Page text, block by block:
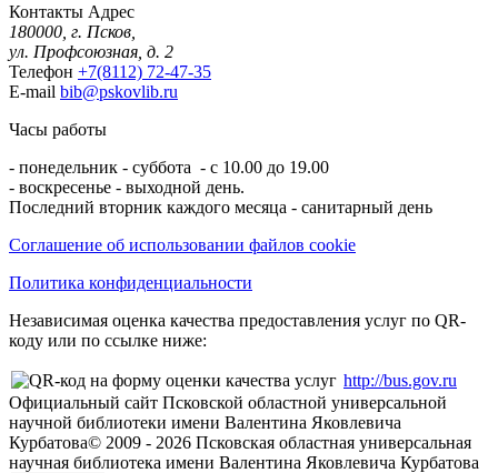
Контакты Адрес
180000, г. Псков,
ул. Профсоюзная, д. 2
Телефон +7(8112) 72-47-35
E-mail bib@pskovlib.ru
Часы работы
- понедельник - суббота - с 10.00 до 19.00
- воскресенье - выходной день.
Последний вторник каждого месяца - санитарный день
Соглашение об использовании файлов cookie
Политика конфиденциальности
Независимая оценка качества предоставления услуг по QR-
коду или по ссылке ниже:
http://bus.gov.ru
Официальный сайт Псковской областной универсальной
научной библиотеки имени Валентина Яковлевича
Курбатова© 2009 - 2026 Псковская областная универсальная
научная библиотека имени Валентина Яковлевича Курбатова